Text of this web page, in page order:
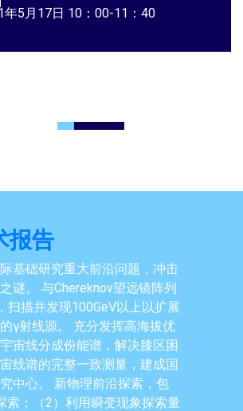
年5月17日 10：00-11：40
报告
基础研究重大前沿问题，冲击
谜。 与Chereknov望远镜阵列
扫描并发现100GeV以上以扩展
γ射线源。 充分发挥高海拔优
宙线分成份能谱，解决膝区困
线谱的完整一致测量，建成国
中心。 新物理前沿探索，包
索；（2）利用瞬变现象探索量